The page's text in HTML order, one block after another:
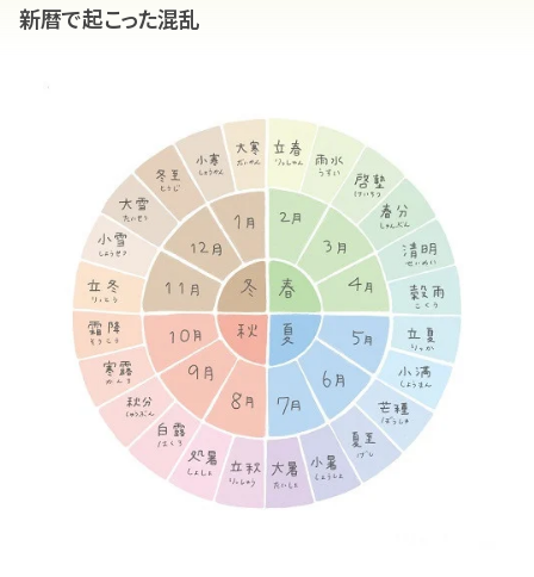
新暦で起こった混乱